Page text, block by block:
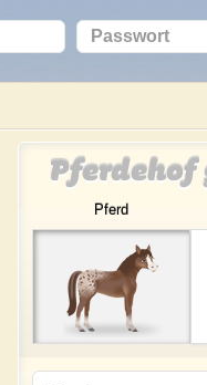
Pferdehof
Pferd